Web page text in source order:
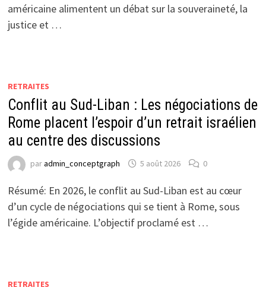
américaine alimentent un débat sur la souveraineté, la
justice et …
RETRAITES
Conflit au Sud-Liban : Les négociations de
Rome placent l’espoir d’un retrait israélien
au centre des discussions
paradmin_conceptgraph 5 août 2026 0
Résumé: En 2026, le conflit au Sud-Liban est au cœur
d’un cycle de négociations qui se tient à Rome, sous
l’égide américaine. L’objectif proclamé est …
RETRAITES